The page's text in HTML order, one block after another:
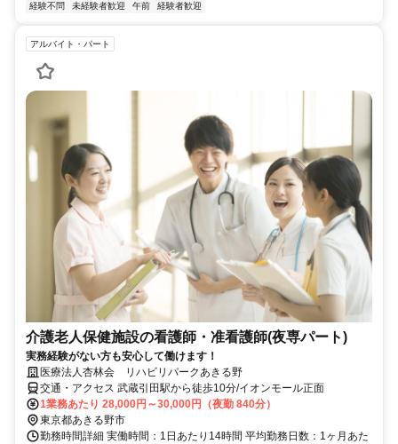
経験不問
未経験者歓迎 午前 経験者歓迎
アルバイト・パート
介護老人保健施設の看護師・准看護師(夜専パート)
実務経験がない方も安心して働けます！
医療法人杏林会 リハビリパークあきる野
交通・アクセス 武蔵引田駅から徒歩10分/イオンモール正面
1業務あたり 28,000円～30,000円（夜勤 840分）
東京都あきる野市
勤務時間詳細 実働時間：1日あたり14時間 平均勤務日数：1ヶ月あた